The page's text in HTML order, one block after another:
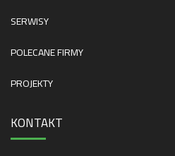
SERWISY
POLECANE FIRMY
PROJEKTY
KONTAKT